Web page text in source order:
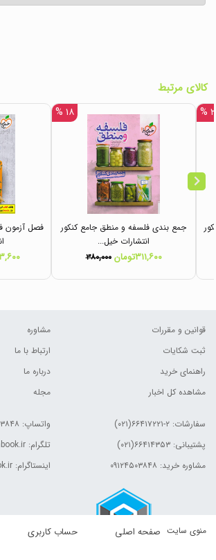
صفحه اصلی منوی سایت حساب کاربری
کالای مرتبط
% ۱۸ %
جمع بندی فلسفه و منطق جامع کنکور
انتشارات خیل...
۳۱۱,۶۰۰تومان ۳۸۰,۰۰۰
فصل آزمون
قوانین و مقررات
ثبت شکایات
راهنمای خرید
مشاهده کل اخبار
مشاوره
ارتباط با ما
درباره ما
مجله
سفارشات: ۲-۶۶۴۱۷۲۲۱(۰۲۱)
پشتیبانی: ۶۶۴۱۴۳۵۳(۰۲۱)
مشاوره خرید: ۰۹۱۲۴۵۰۳۸۴۸
واتساپ: ۰۹۱۲۴۵۰۳۸۴۸
تلگرام: iranbook.ir
اینستاگرام: iranbook.ir